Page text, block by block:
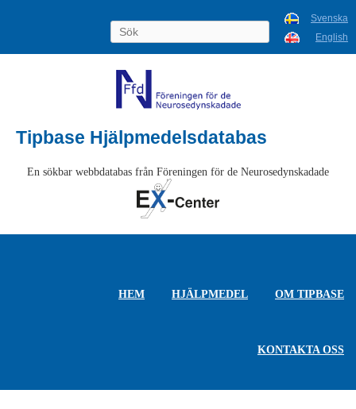
Svenska
English
Tipbase Hjälpmedelsdatabas
En sökbar webbdatabas från Föreningen för de Neurosedynskadade
HEM HJÄLPMEDEL OM TIPBASE
KONTAKTA OSS